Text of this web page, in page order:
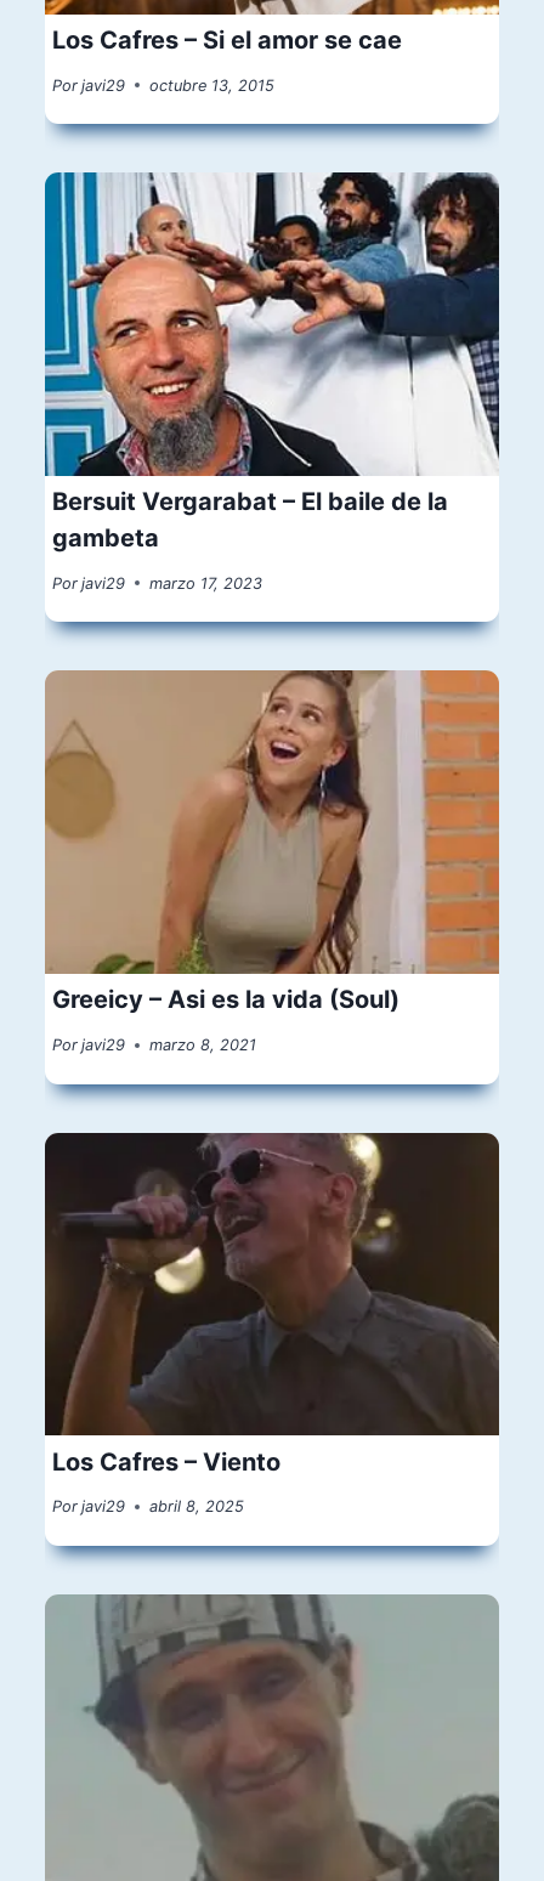
Los Cafres – Si el amor se cae
Por javi29 octubre 13, 2015
Bersuit Vergarabat – El baile de la
gambeta
Por javi29 marzo 17, 2023
Greeicy – Asi es la vida (Soul)
Por javi29 marzo 8, 2021
Los Cafres – Viento
Por javi29 abril 8, 2025